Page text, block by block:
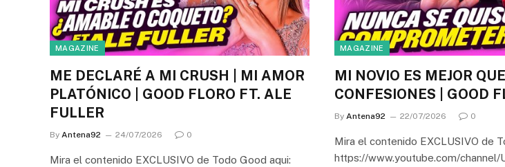
MAGAZINE
ME DECLARÉ A MI CRUSH | MI AMOR
PLATÓNICO | GOOD FLORO FT. ALE
FULLER
By Antena92 24/07/2026 0
Mira el contenido EXCLUSIVO de Todo Good aqui:
MAGAZINE
MI NOVIO ES MEJOR QUE
CONFESIONES | GOOD
By Antena92 22/07/2026 0
Mira el contenido EXCLUSIVO de
https://www.youtube.com/channel/